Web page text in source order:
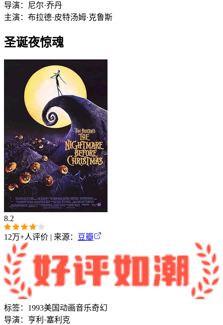
导演：
尼尔·乔丹
主演： 布拉德·皮特汤姆·克鲁斯
圣诞夜惊魂
8.2
12万+人评价 | 来源： 豆瓣
标签： 1993美国动画音乐奇幻
导演： 亨利·塞利克